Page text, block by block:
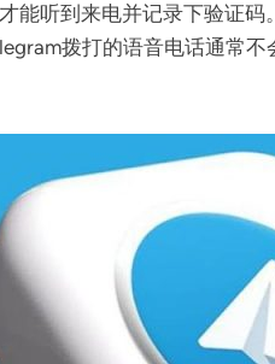
能听到来电并记录下验证码。
拨打的语音电话通常